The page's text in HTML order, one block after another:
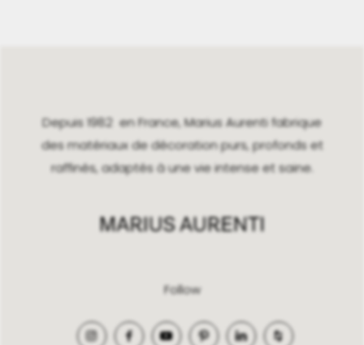
Depuis 1982 en France, Marius Aurenti fabrique
des matériaux de décoration purs, profonds et
raffinés, adaptés à une vie intense et saine.
Follow